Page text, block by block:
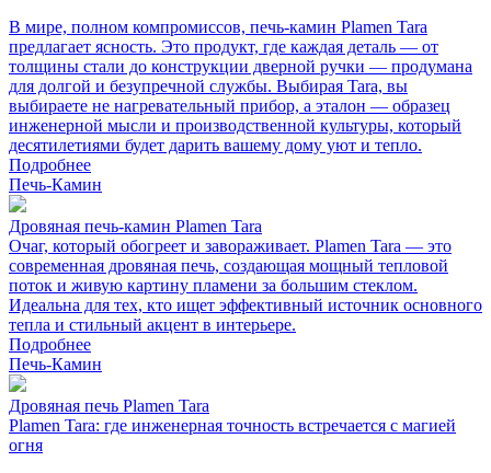
В мире, полном компромиссов, печь-камин Plamen Tara
предлагает ясность. Это продукт, где каждая деталь — от
толщины стали до конструкции дверной ручки — продумана
для долгой и безупречной службы. Выбирая Tara, вы
выбираете не нагревательный прибор, а эталон — образец
инженерной мысли и производственной культуры, который
десятилетиями будет дарить вашему дому уют и тепло.
Подробнее
Печь-Камин
Дровяная печь-камин Plamen Tara
Очаг, который обогреет и завораживает. Plamen Tara — это
современная дровяная печь, создающая мощный тепловой
поток и живую картину пламени за большим стеклом.
Идеальна для тех, кто ищет эффективный источник основного
тепла и стильный акцент в интерьере.
Подробнее
Печь-Камин
Дровяная печь Plamen Tara
Plamen Tara: где инженерная точность встречается с магией
огня